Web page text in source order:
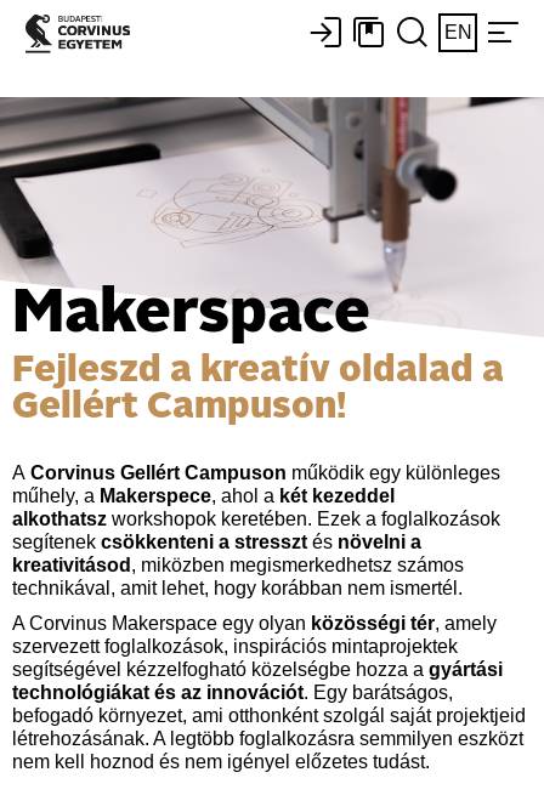
EN
Makerspace
Fejleszd a kreatív oldalad a
Gellért Campuson!
A Corvinus Gellért Campuson működik egy különleges
műhely, a Makerspece, ahol a két kezeddel
alkothatsz workshopok keretében. Ezek a foglalkozások
segítenek csökkenteni a stresszt és növelni a
kreativitásod , miközben megismerkedhetsz számos
technikával, amit lehet, hogy korábban nem ismertél.
A Corvinus Makerspace egy olyan közösségi tér, amely
szervezett foglalkozások, inspirációs mintaprojektek
segítségével kézzelfogható közelségbe hozza a gyártási
technológiákat és az innovációt. Egy barátságos,
befogadó környezet, ami otthonként szolgál saját projektjeid
létrehozásának. A legtöbb foglalkozásra semmilyen eszközt
nem kell hoznod és nem igényel előzetes tudást.